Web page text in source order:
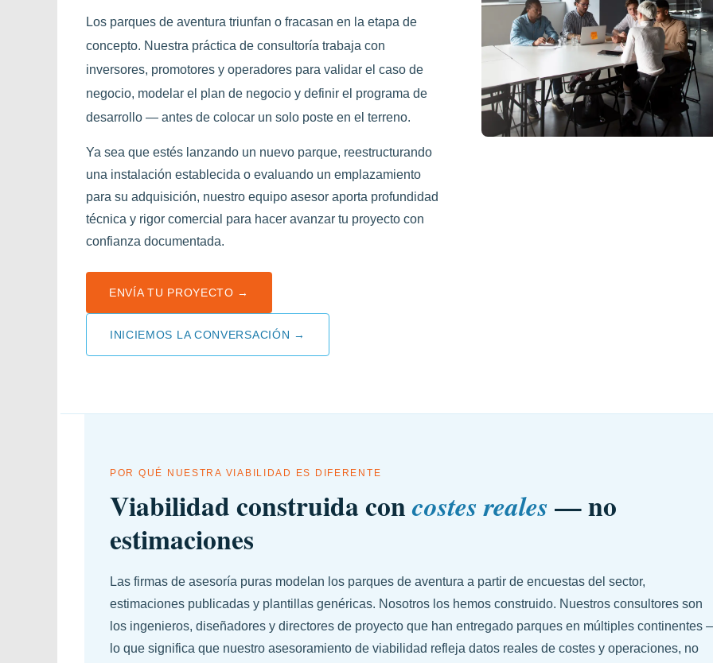
Los parques de aventura triunfan o fracasan en la etapa de
concepto. Nuestra práctica de consultoría trabaja con
inversores, promotores y operadores para validar el caso de
negocio, modelar el plan de negocio y definir el programa de
desarrollo — antes de colocar un solo poste en el terreno.
Ya sea que estés lanzando un nuevo parque, reestructurando
una instalación establecida o evaluando un emplazamiento
para su adquisición, nuestro equipo asesor aporta profundidad
técnica y rigor comercial para hacer avanzar tu proyecto con
confianza documentada.
ENVÍA TU PROYECTO →
INICIEMOS LA CONVERSACIÓN →
POR QUÉ NUESTRA VIABILIDAD ES DIFERENTE
Viabilidad construida concostes reales — no
estimaciones
Las firmas de asesoría puras modelan los parques de aventura a partir de encuestas del sector,
estimaciones publicadas y plantillas genéricas. Nosotros los hemos construido. Nuestros consultores son
los ingenieros, diseñadores y directores de proyecto que han entregado parques en múltiples continentes
lo que significa que nuestro asesoramiento de viabilidad refleja datos reales de costes y operaciones, no